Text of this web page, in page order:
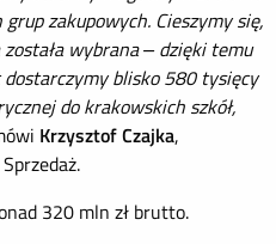
zakupowych. Cieszymy się,
wybrana –dzięki temu
blisko 580 tysięcy
do krakowskich szkół,
Krzysztof Czajka,
320 mln zł brutto.